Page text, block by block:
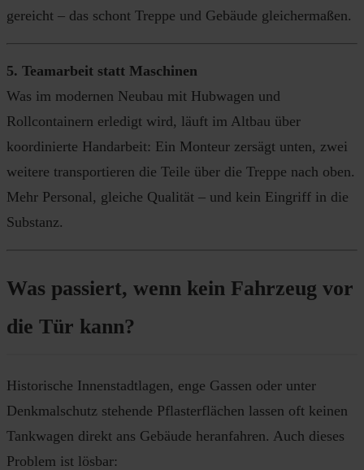
gereicht – das schont Treppe und Gebäude gleichermaßen.
5. Teamarbeit statt Maschinen
Was im modernen Neubau mit Hubwagen und
Rollcontainern erledigt wird, läuft im Altbau über
koordinierte Handarbeit: Ein Monteur zersägt unten, zwei
weitere transportieren die Teile über die Treppe nach oben.
Mehr Personal, gleiche Qualität – und kein Eingriff in die
Substanz.
Was passiert, wenn kein Fahrzeug vor
die Tür kann?
Historische Innenstadtlagen, enge Gassen oder unter
Denkmalschutz stehende Pflasterflächen lassen oft keinen
Tankwagen direkt ans Gebäude heranfahren. Auch dieses
Problem ist lösbar: